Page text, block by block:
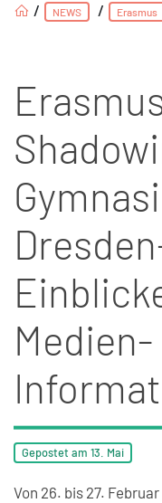
/ NEWS / Erasmus
Medien-
Gepostet am 13. Mai
Von 26. bis 27.